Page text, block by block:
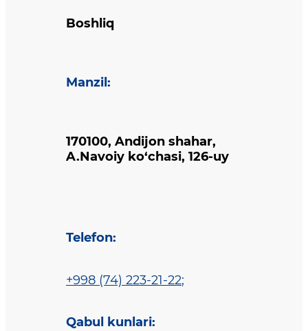
Boshliq
Manzil :
170100, Andijon shahar,
A.Navoiy ko‘chasi, 126-uy
Telefon:
+998 (74) 223-21-22;
Qabul kunlari: